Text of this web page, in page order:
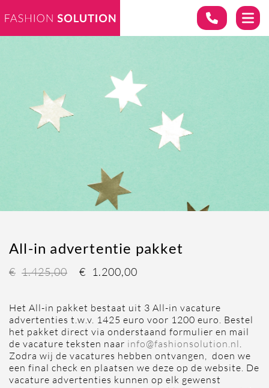
All-in advertentie pakket
€ 1.425,00 € 1.200,00
Het All-in pakket bestaat uit 3 All-in vacature
advertenties t.w.v. 1425 euro voor 1200 euro. Bestel
het pakket direct via onderstaand formulier en mail
de vacature teksten naar info@fashionsolution.nl
Zodra wij de vacatures hebben ontvangen, doen we
een final check en plaatsen we deze op de website. De
vacature advertenties kunnen op elk gewenst